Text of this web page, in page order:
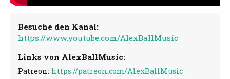
Besuche den Kanal:
https://www.youtube.com/AlexBallMusic
Links von AlexBallMusic:
Patreon: https://patreon.com/AlexBallMusic